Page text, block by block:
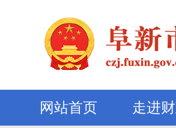
网站首页 走进